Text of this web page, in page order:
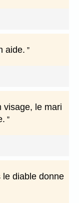
aide.
visage, le mari
le diable donne